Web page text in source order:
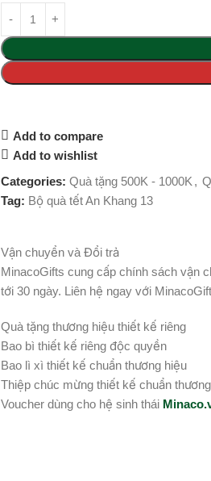
Add to compare
Add to wishlist
Categories: Quà tặng 500K - 1000K ,
Tag: Bộ quà tết An Khang 13
Vận chuyển và Đổi trả
MinacoGifts cung cấp chính sách vận
tới 30 ngày. Liên hệ ngay với
Quà tặng thương hiệu thiết kế riêng
Bao bì thiết kế riêng độc quyền
Bao lì xì thiết kế chuẩn thương hiệu
Thiệp chúc mừng thiết kế chuẩn
Voucher dùng cho hệ sinh thái